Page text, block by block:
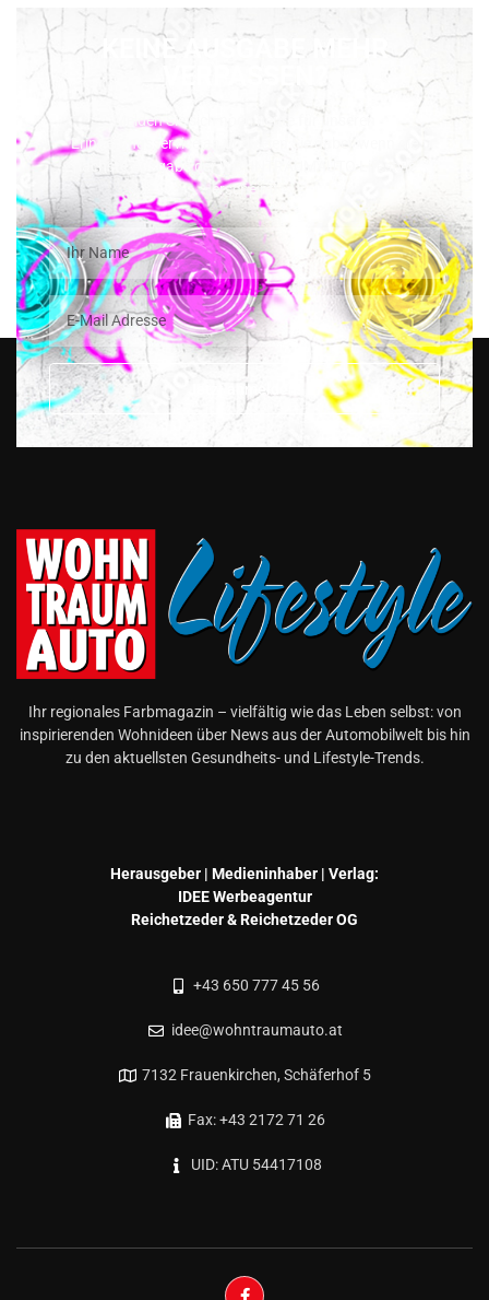
KEINE AUSGABE MEHR
Melden Sie sich noch heute für unseren
Erinnerungsservice an und seien Sie dabei, wenn die
nächste Ausgabe der WOHNTRAUMAUTO Lifestyle
erscheint!
Jetzt anmelden!
Ihr regionales Farbmagazin – vielfältig wie das Leben selbst: von
inspirierenden Wohnideen über News aus der Automobilwelt bis hin
zu den aktuellsten Gesundheits- und Lifestyle-Trends.
Herausgeber | Medieninhaber | Verlag:
IDEE Werbeagentur
Reichetzeder & Reichetzeder OG
+43 650 777 45 56
idee@wohntraumauto.at
7132 Frauenkirchen, Schäferhof 5
Fax: +43 2172 71 26
UID: ATU 54417108